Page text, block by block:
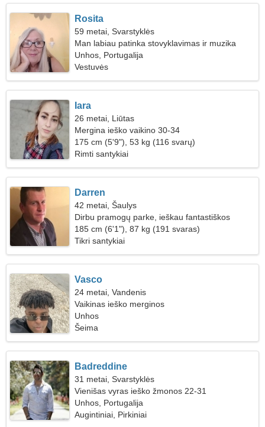
Rosita
59 metai, Svarstyklės
Man labiau patinka stovyklavimas ir muzika
Unhos, Portugalija
Vestuvės
Iara
26 metai, Liūtas
Mergina ieško vaikino 30-34
175 cm (5'9"), 53 kg (116 svarų)
Rimti santykiai
Darren
42 metai, Šaulys
Dirbu pramogų parke, ieškau fantastiškos
moters
185 cm (6'1"), 87 kg (191 svaras)
Tikri santykiai
Vasco
24 metai, Vandenis
Vaikinas ieško merginos
Unhos
Šeima
Badreddine
31 metai, Svarstyklės
Vienišas vyras ieško žmonos 22-31
Unhos, Portugalija
Augintiniai, Pirkiniai